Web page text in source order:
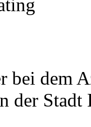
bei dem
der Stadt